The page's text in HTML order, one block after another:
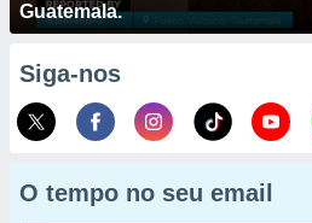
Guatemala.
Siga-nos
O tempo no seu email